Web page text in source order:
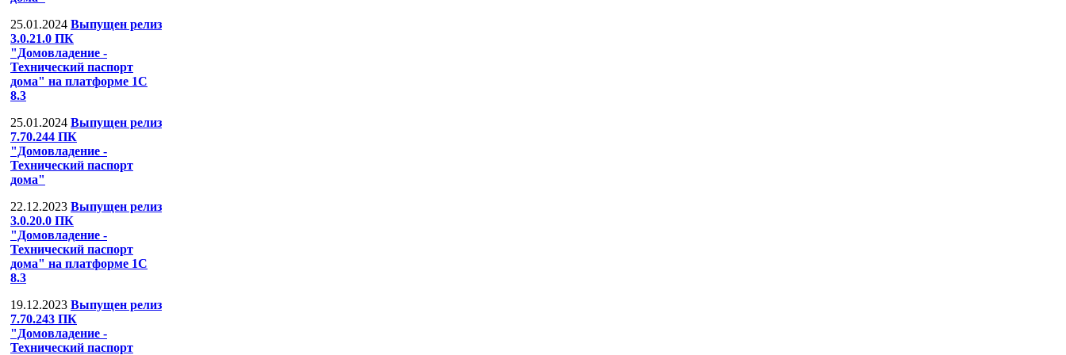
25.01.2024 Выпущен релиз
3.0.21.0 ПК
"Домовладение -
Технический паспорт
дома" на платформе 1С
8.3
25.01.2024 Выпущен релиз
7.70.244 ПК
"Домовладение -
Технический паспорт
дома"
22.12.2023 Выпущен релиз
3.0.20.0 ПК
"Домовладение -
Технический паспорт
дома" на платформе 1С
8.3
19.12.2023 Выпущен релиз
7.70.243 ПК
"Домовладение -
Технический паспорт